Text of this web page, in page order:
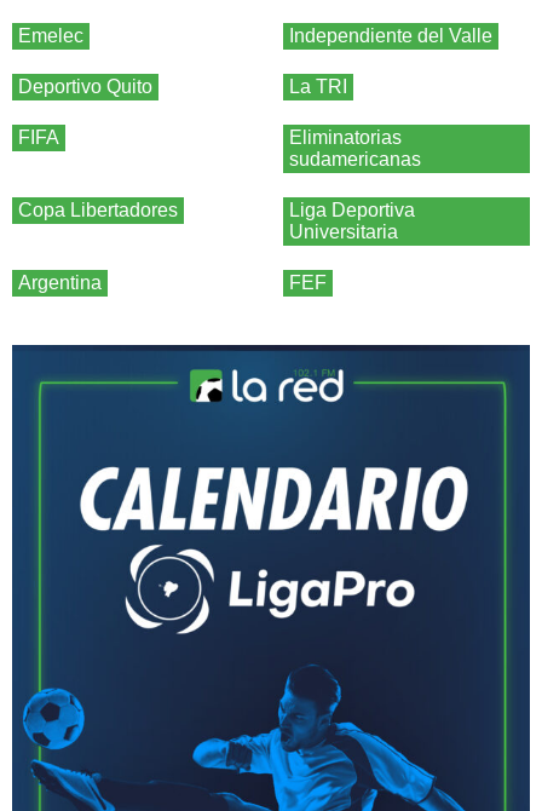
Emelec Independiente del Valle
Deportivo Quito La TRI
FIFA
Eliminatorias
sudamericanas
Copa Libertadores
Liga Deportiva
Universitaria
Argentina FEF